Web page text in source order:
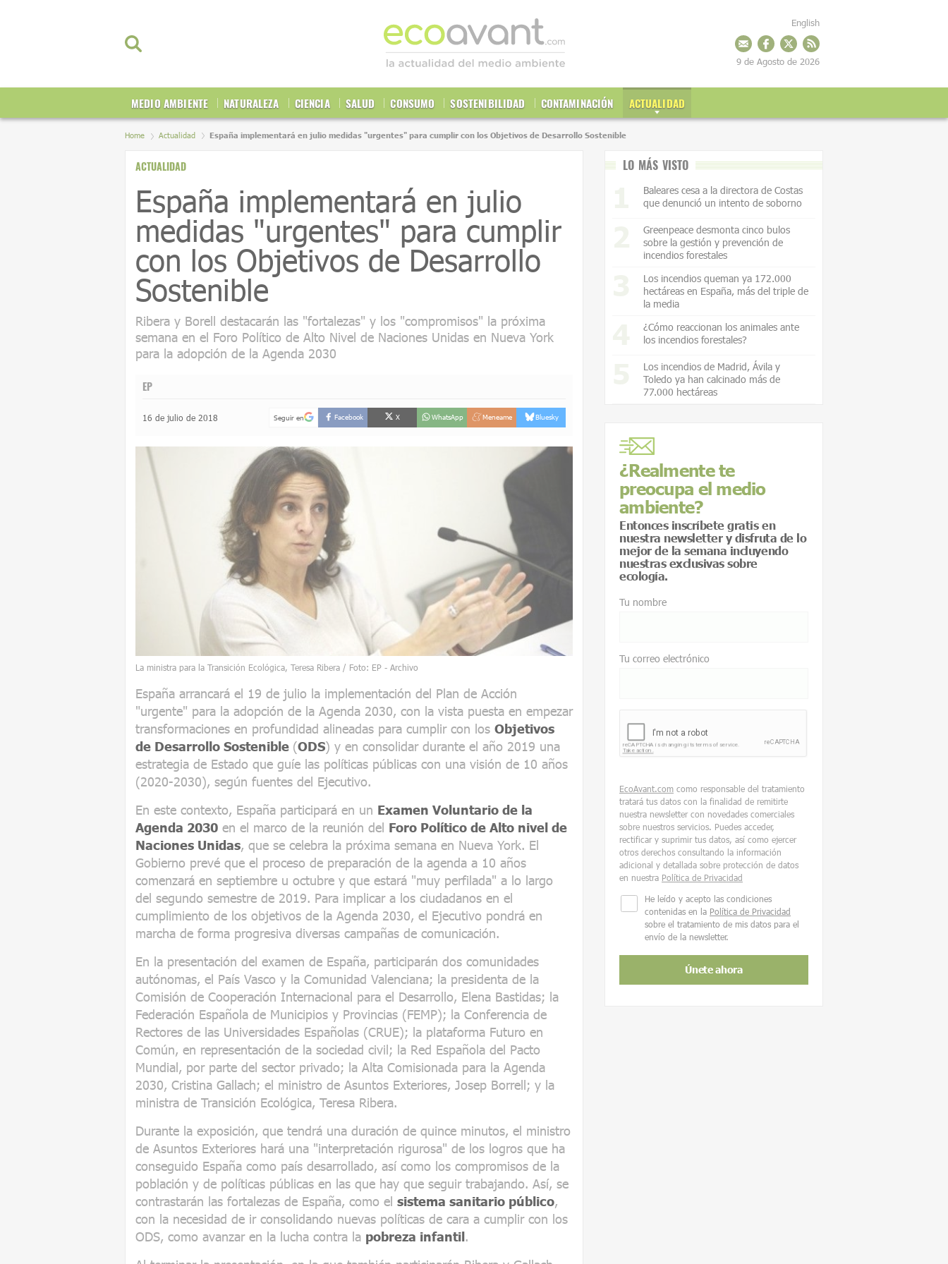
MEDIO AMBIENTE NATURALEZA CIENCIA SALUD CONSUMO SOSTENIBILIDAD CONTAMINACIÓN ACTUALIDAD
English
9 de Agosto de 2026
Home Actualidad España implementará en julio medidas "urgentes" para cumplir con los Objetivos de Desarrollo Sostenible
ACTUALIDAD
España implementará en julio
medidas "urgentes" para cumplir
con los Objetivos de Desarrollo
Sostenible
Ribera y Borell destacarán las "fortalezas" y los "compromisos" la próxima
semana en el Foro Político de Alto Nivel de Naciones Unidas en Nueva York
para la adopción de la Agenda 2030
EP
16 de julio de 2018 Seguir en Facebook X WhatsApp Meneame Bluesky
La ministra para la Transición Ecológica, Teresa Ribera / Foto: EP - Archivo
España arrancará el 19 de julio la implementación del Plan de Acción
"urgente" para la adopción de la Agenda 2030, con la vista puesta en empezar
transformaciones en profundidad alineadas para cumplir con los Objetivos
de Desarrollo Sostenible (ODS) y en consolidar durante el año 2019 una
estrategia de Estado que guíe las políticas públicas con una visión de 10 años
(2020-2030), según fuentes del Ejecutivo.
En este contexto, España participará en un Examen Voluntario de la
Agenda 2030 en el marco de la reunión del Foro Político de Alto nivel de
Naciones Unidas, que se celebra la próxima semana en Nueva York. El
Gobierno prevé que el proceso de preparación de la agenda a 10 años
comenzará en septiembre u octubre y que estará "muy perfilada" a lo largo
del segundo semestre de 2019. Para implicar a los ciudadanos en el
cumplimiento de los objetivos de la Agenda 2030, el Ejecutivo pondrá en
marcha de forma progresiva diversas campañas de comunicación.
En la presentación del examen de España, participarán dos comunidades
autónomas, el País Vasco y la Comunidad Valenciana; la presidenta de la
Comisión de Cooperación Internacional para el Desarrollo, Elena Bastidas; la
Federación Española de Municipios y Provincias (FEMP); la Conferencia de
Rectores de las Universidades Españolas (CRUE); la plataforma Futuro en
Común, en representación de la sociedad civil; la Red Española del Pacto
Mundial, por parte del sector privado; la Alta Comisionada para la Agenda
2030, Cristina Gallach; el ministro de Asuntos Exteriores, Josep Borrell; y la
ministra de Transición Ecológica, Teresa Ribera.
Durante la exposición, que tendrá una duración de quince minutos, el ministro
de Asuntos Exteriores hará una "interpretación rigurosa" de los logros que ha
conseguido España como país desarrollado, así como los compromisos de la
población y de políticas públicas en las que hay que seguir trabajando. Así, se
contrastarán las fortalezas de España, como el sistema sanitario público,
con la necesidad de ir consolidando nuevas políticas de cara a cumplir con los
ODS, como avanzar en la lucha contra la pobreza infantil.
LO MÁS VISTO
Baleares cesa a la directora de Costas
que denunció un intento de soborno
Greenpeace desmonta cinco bulos
sobre la gestión y prevención de
incendios forestales
Los incendios queman ya 172.000
hectáreas en España, más del triple de
la media
¿Cómo reaccionan los animales ante
los incendios forestales?
Los incendios de Madrid, Ávila y
Toledo ya han calcinado más de
77.000 hectáreas
¿Realmente te
preocupa el medio
ambiente?
Entonces inscríbete gratis en
nuestra newsletter y disfruta de lo
mejor de la semana incluyendo
nuestras exclusivas sobre
ecología.
Tu nombre
Tu correo electrónico
EcoAvant.com como responsable del tratamiento
tratará tus datos con la finalidad de remitirte
nuestra newsletter con novedades comerciales
sobre nuestros servicios. Puedes acceder,
rectificar y suprimir tus datos, así como ejercer
otros derechos consultando la información
adicional y detallada sobre protección de datos
en nuestra Política de Privacidad
He leído y acepto las condiciones
contenidas en la Política de Privacidad
sobre el tratamiento de mis datos para el
envío de la newsletter.